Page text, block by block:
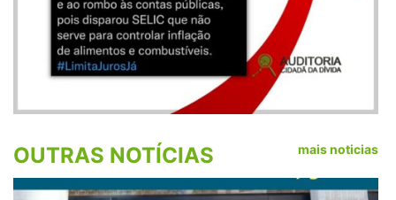
OUTRAS NOTÍCIAS mais noticias